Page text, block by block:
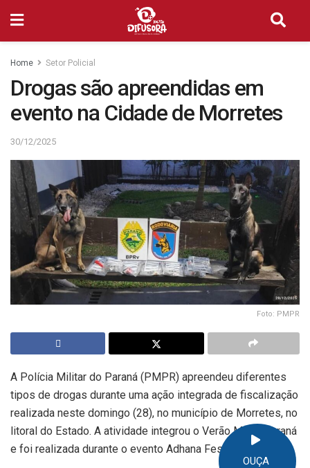
OUÇA
Home Setor Policial
Drogas são apreendidas em
evento na Cidade de Morretes
30/12/2025
Foto: PMPR
A Polícia Militar do Paraná (PMPR) apreendeu diferentes
tipos de drogas durante uma ação integrada de fiscalização
realizada neste domingo (28), no município de Morretes, no
litoral do Estado. A atividade integrou o Verão Maior Paraná
e foi realizada durante o evento Adhana Festival.